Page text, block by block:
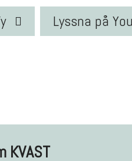
Lyssna på
KVAST